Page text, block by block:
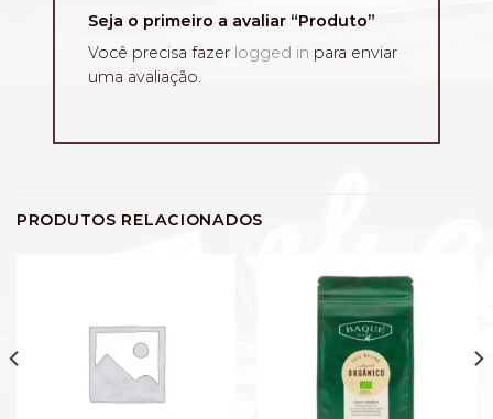
Seja o primeiro a avaliar “Produto”
Você precisa fazer logged in para enviar
uma avaliação.
PRODUTOS RELACIONADOS